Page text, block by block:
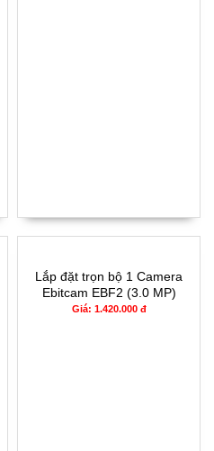
Lắp đặt trọn bộ 1 Camera
Ebitcam EBF2 (3.0 MP)
Giá: 1.420.000 đ